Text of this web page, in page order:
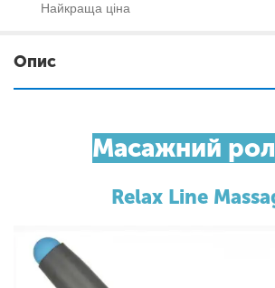
Найкраща ціна
Опис
Масажний
Relax Line